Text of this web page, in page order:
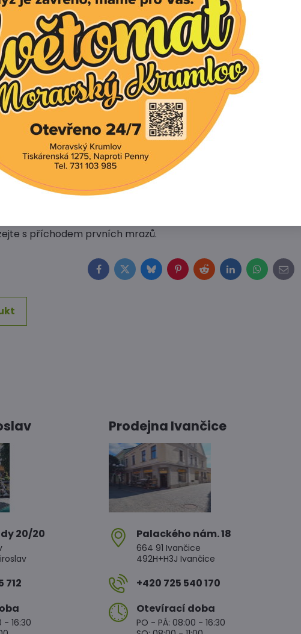
půdu nejprve řádně zpracujte. Před samotným kypřením
kompostu jako zdroje živin.
struktury nejsou pro pěstování mrkve dobré – kořen se v
případně bývá postižen hnilobou.
vegetaci mrkve jsou záhony se středně těžkou půdou
stanovišti.
půd můžete vysévat od března, přičemž nejvhodnější je
od sebe 30 cm.
jeden centimetr hluboko do země – při velmi
a vznikla by holá místa.
pravidelně kypřit prostor mezi řádky a sazenice postupně
co nejvyšších výnosů.
střídmě, abyste je uchránili před hnilobou.
s příchodem prvních mrazů.
Facebook
TwitterBlueskyPinterest
RedditLinkedInWhatsApp
E-
mail
20/20
712
- 16:30
Prodejna Ivančice
Palackého nám​. 18
664 91 Ivančice
492H+H3J Ivančice
+420 725 540 170
Otevírací doba
PO - PÁ: 08:00 - 16:30